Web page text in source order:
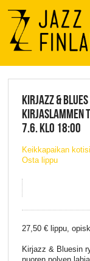
Menu
JAZZ
KIRJAZZ &
KIRJASLAMMEN
7.6. KLO 18:00
Keikkapaikan
Osta lippu
27,50 € lippu,
Kirjazz & Bluesin